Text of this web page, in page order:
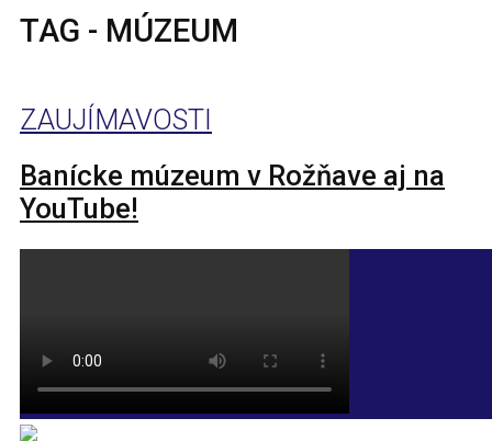
TAG - MÚZEUM
ZAUJÍMAVOSTI
Banícke múzeum v Rožňave aj na
YouTube!